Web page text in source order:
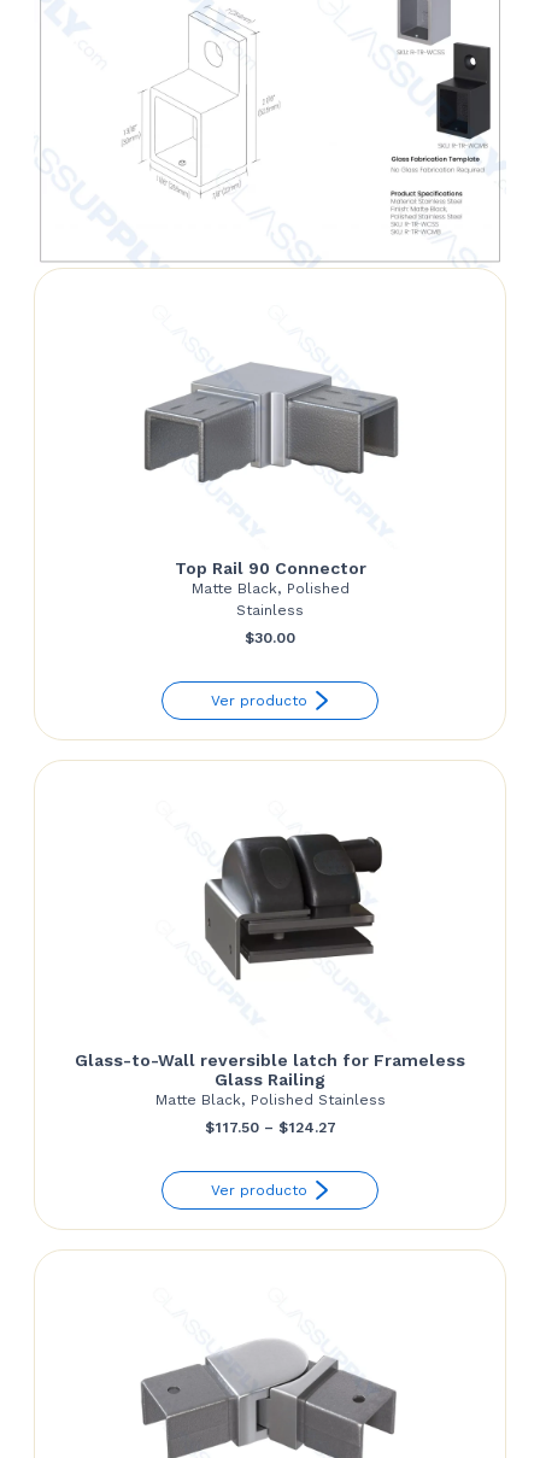
Top Rail 90 Connector
Matte Black, Polished
Stainless
$30.00
Ver producto
Glass-to-Wall reversible latch for Frameless
Glass Railing
Matte Black, Polished Stainless
$117.50 – $124.27Price
$117.50
through
Ver producto